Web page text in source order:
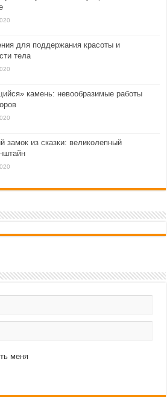
для поддержания красоты и
тела
камень: невообразимые работы
замок из сказки: великолепный
меня